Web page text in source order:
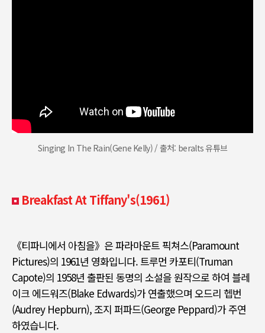
Singing In The Rain(Gene Kelly) / 출처: beralts 유튜브
Breakfast At Tiffany's(1961)
《티파니에서 아침을》 은 파라마운트 픽쳐스(Paramount
Pictures)의 1961년 영화입니다. 트루먼 카포티(Truman
Capote)의 1958년 출판된 동명의 소설을 원작으로 하여 블레
이크 에드워즈(Blake Edwards)가 연출했으며 오드리 헵번
(Audrey Hepburn),조지 퍼파드(George Peppard)가 주연
하였습니다.